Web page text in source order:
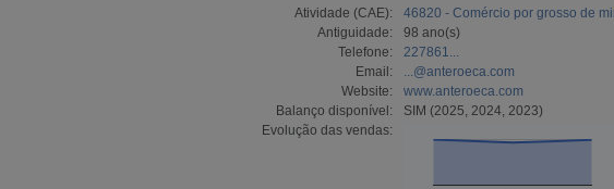
Atividade (CAE):
46820 - Comércio por grosso de
Antiguidade:
98 ano(s)
Telefone:
227861...
Email:
...@anteroeca.com
Website:
www.anteroeca.com
Balanço disponível:
SIM (2025, 2024, 2023)
Evolução das vendas: